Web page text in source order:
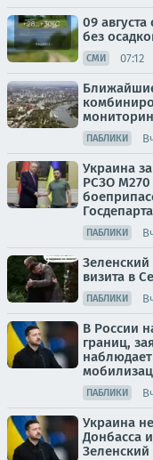
09
без
СМИ 07:12
ПАБЛИКИ
Украина
РСЗО M270
ПАБЛИКИ
Зеленский
визита в
ПАБЛИКИ
В России
границ,
ПАБЛИКИ
Украина
Донбасса
Зеленский